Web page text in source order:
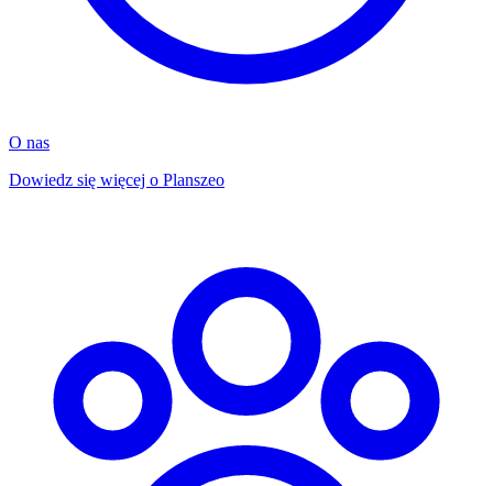
O nas
Dowiedz się więcej o Planszeo